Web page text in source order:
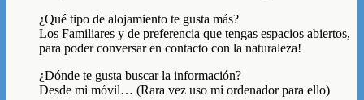
¿Qué tipo de alojamiento te gusta más?
Los Familiares y de preferencia que tengas espacios abiertos,
para poder conversar en contacto con la naturaleza!
¿Dónde te gusta buscar la información?
Desde mi móvil… (Rara vez uso mi ordenador para ello)